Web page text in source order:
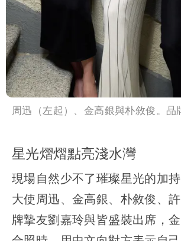
周迅（左起）、金高銀與朴敘俊。品
星光熠熠點亮淺水灣
現場自然少不了璀璨星光的加
大使周迅、金高銀、朴敘俊、
牌摯友劉嘉玲與皆盛裝出席，